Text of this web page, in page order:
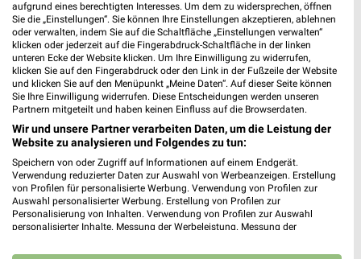
POLO Motorrad Store Kriftel
Gutenbergstraße 1
65830 Kriftel
Heute 09:00 - 21:00 Uhr | Geöffnet
437,38 km
Am Schleifweg 19
55128 Mainz
Heute 08:00 - 17:00 Uhr | Schließt in 46 Min.
aufgrund eines berechtigten Interesses. Um dem zu widersprechen, öffnen
Sie die „Einstellungen“. Sie können Ihre Einstellungen akzeptieren, ablehnen
oder verwalten, indem Sie auf die Schaltfläche „Einstellungen verwalten“
klicken oder jederzeit auf die Fingerabdruck-Schaltfläche in der linken
unteren Ecke der Website klicken. Um Ihre Einwilligung zu widerrufen,
klicken Sie auf den Fingerabdruck oder den Link in der Fußzeile der Website
und klicken Sie auf den Menüpunkt „Meine Daten“. Auf dieser Seite können
Sie Ihre Einwilligung widerrufen. Diese Entscheidungen werden unseren
Partnern mitgeteilt und haben keinen Einfluss auf die Browserdaten.
Wir und unsere Partner verarbeiten Daten, um die Leistung der
Website zu analysieren und Folgendes zu tun:
Speichern von oder Zugriff auf Informationen auf einem Endgerät.
Verwendung reduzierter Daten zur Auswahl von Werbeanzeigen. Erstellung
von Profilen für personalisierte Werbung. Verwendung von Profilen zur
Auswahl personalisierter Werbung. Erstellung von Profilen zur
Personalisierung von Inhalten. Verwendung von Profilen zur Auswahl
personalisierter Inhalte. Messung der Werbeleistung. Messung der
Kombinationen von Daten aus verschiedenen Quellen. Entwicklung und